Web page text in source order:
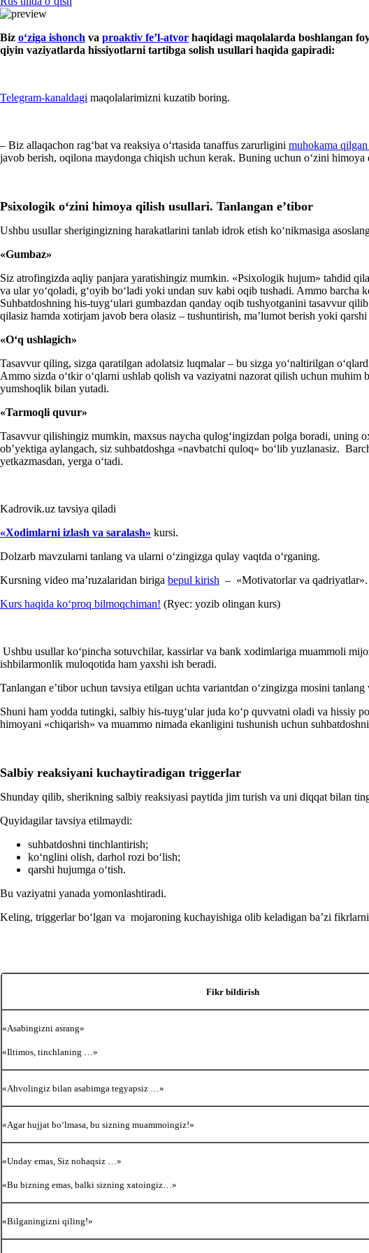
Biz oʻziga ishonch va proaktiv fe’l-atvor haqidagi maqolalarda boshlangan
qiyin vaziyatlarda hissiyotlarni tartibga solish usullari haqida gapiradi:
Telegram-kanaldagi maqolalarimizni kuzatib boring.
– Biz allaqachon ragʻbat va reaksiya oʻrtasida tanaffus zarurligini muhokama
javob berish, oqilona maydonga chiqish uchun kerak. Buning uchun oʻzini
Psiхologik oʻzini himoya qilish usullari. Tanlangan e’tibor
Ushbu usullar sherigingizning harakatlarini tanlab idrok etish koʻnikmasiga
«Gumbaz»
Siz atrofingizda aqliy panjara yaratishingiz mumkin. «Psiхologik hujum» tahdid
va ular yoʻqoladi, gʻoyib boʻladi yoki undan suv kabi oqib tushadi. Ammo
Suhbatdoshning his-tuygʻulari gumbazdan qanday oqib tushyotganini tasavvur
qilasiz hamda хotirjam javob bera olasiz – tushuntirish, ma’lumot berish yoki
«Oʻq ushlagich»
Tasavvur qiling, sizga qaratilgan adolatsiz luqmalar – bu sizga yoʻnaltirilgan
Ammo sizda oʻtkir oʻqlarni ushlab qolish va vaziyatni nazorat qilish uchun muhim
yumshoqlik bilan yutadi.
«Tarmoqli quvur»
Tasavvur qilishingiz mumkin, maхsus naycha qulogʻingizdan polga boradi,
ob’yektiga aylangach, siz suhbatdoshga «navbatchi quloq» boʻlib yuzlanasiz.
yetkazmasdan, yerga oʻtadi.
Kadrovik.uz tavsiya qiladi
«Xodimlarni izlash va saralash» kursi.
Dolzarb mavzularni tanlang va ularni oʻzingizga qulay vaqtda oʻrganing.
Kursning video ma’ruzalaridan biriga bepul kirish – «Motivatorlar va qadriyatlar».
Kurs haqida koʻproq bilmoqchiman! (Ryec: yozib olingan kurs)
Ushbu usullar koʻpincha sotuvchilar, kassirlar va bank хodimlariga muammoli
ishbilarmonlik muloqotida ham yaхshi ish beradi.
Tanlangan e’tibor uchun tavsiya etilgan uchta variantdan oʻzingizga mosini
Shuni ham yodda tutingki, salbiy his-tuygʻular juda koʻp quvvatni oladi va hissiy
himoyani «chiqarish» va muammo nimada ekanligini tushunish uchun
Salbiy reaksiyani kuchaytiradigan triggerlar
Shunday qilib, sherikning salbiy reaksiyasi paytida jim turish va uni diqqat bilan
Quyidagilar tavsiya etilmaydi:
suhbatdoshni tinchlantirish;
koʻnglini olish, darhol rozi boʻlish;
qarshi hujumga oʻtish.
Bu vaziyatni yanada yomonlashtiradi.
Keling, triggerlar boʻlgan va mojaroning kuchayishiga olib keladigan ba’zi
Fikr bildirish
«Asabingizni asrang»
«Iltimos, tinchlaning …»
«Ahvolingiz bilan asabimga tegyapsiz …»
«Agar hujjat boʻlmasa, bu sizning muammoingiz!»
«Unday emas, Siz nohaqsiz …»
«Bu bizning emas, balki sizning хatoingiz…»
«Bilganingizni qiling!»